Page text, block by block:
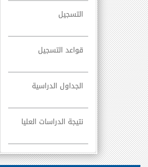
التسجيل
قواعد التسجيل
الجداول الدراسية
نتيجة الدراسات العليا